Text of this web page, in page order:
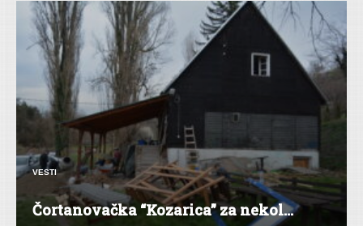
VESTI
Čortanovačka “Kozarica” za nekol...